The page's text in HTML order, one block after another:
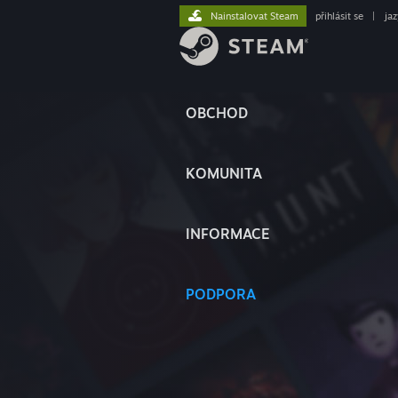
OBCHOD
KOMUNITA
INFORMACE
PODPORA
Nainstalovat Steam přihlásit se